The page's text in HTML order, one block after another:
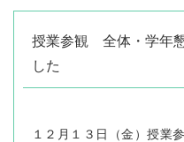
授業参観 全体・学年
した
１２月１３日（金）授業